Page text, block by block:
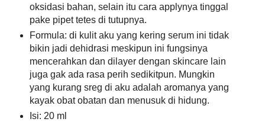
oksidasi bahan, selain itu cara applynya tinggal
pake pipet tetes di tutupnya.
Formula: di kulit aku yang kering serum ini tidak
bikin jadi dehidrasi meskipun ini fungsinya
mencerahkan dan dilayer dengan skincare lain
juga gak ada rasa perih sedikitpun. Mungkin
yang kurang sreg di aku adalah aromanya yang
kayak obat obatan dan menusuk di hidung.
Isi: 20 ml